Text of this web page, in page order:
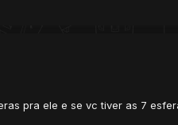
pra ele e se vc tiver as 7